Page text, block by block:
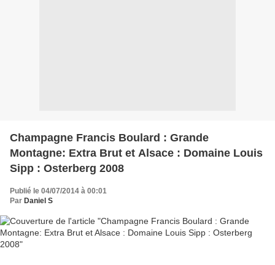
Champagne Francis Boulard : Grande
Montagne: Extra Brut et Alsace : Domaine Louis
Sipp : Osterberg 2008
Publié le 04/07/2014 à 00:01
Par Daniel S